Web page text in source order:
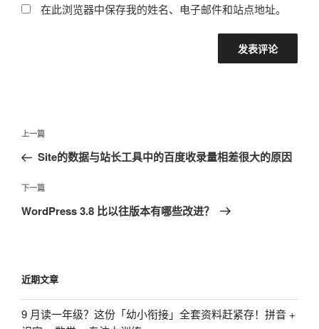
在此浏览器中保存我的姓名、电子邮件和站点地址。
文
导
航
上
一
文
章
上一篇
Site的数据与站长工具中的百度收录量相差很大的原因
下
一
下一篇
WordPress 3.8 比以往版本有哪些改进？
近期文章
9 月读一年级？这份「幼小衔接」全套资料赶紧存！拼音 +